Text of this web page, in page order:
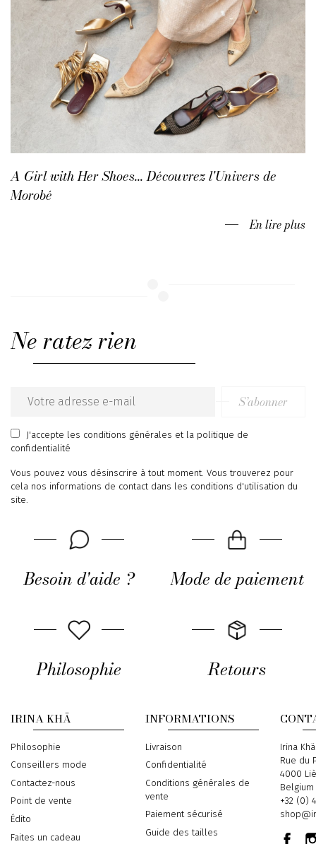
A Girl with Her Shoes... Découvrez l'Univers de
Morobé
En lire plus
Ne ratez rien
Email
address
S’abonner
J'accepte les conditions générales et la politique de
confidentialité
Vous pouvez vous désinscrire à tout moment. Vous trouverez pour
cela nos informations de contact dans les conditions d'utilisation du
site.
Besoin d'aide ? Mode de paiement
Philosophie Retours
IRINA KHÄ
Philosophie
Conseillers mode
Contactez-nous
Point de vente
Édito
Faites un cadeau
INFORMATIONS
Livraison
Confidentialité
Conditions générales de
vente
Paiement sécurisé
Guide des tailles
Address
Irina Khä
Rue du
4000
Belgium
Phone
+32 (0)
Email